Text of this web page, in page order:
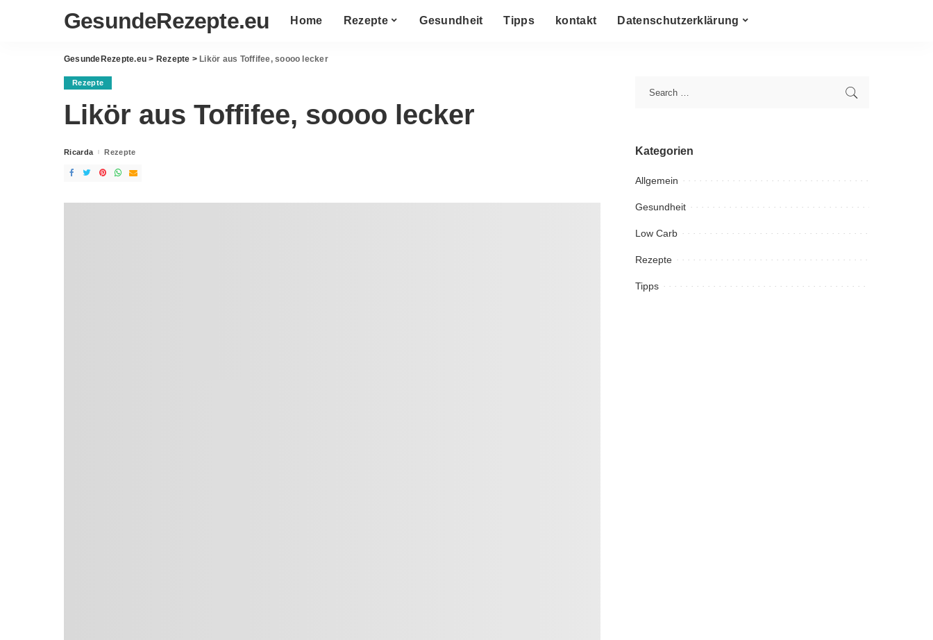
GesundeRezepte.eu Home Rezepte Gesundheit Tipps kontakt Datenschutzerklärung
GesundeRezepte.eu > Rezepte > Likör aus Toffifee, soooo lecker
Rezepte
Likör aus Toffifee, soooo lecker
Posted
Ricarda Rezepte Kategorien
Allgemein
Gesundheit
Low Carb
Rezepte
Tipps